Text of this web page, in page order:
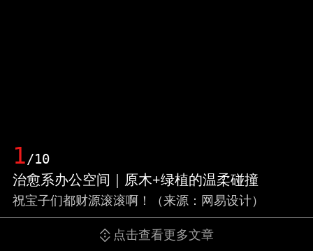
1/10
治愈系办公空间｜原木+绿植的温柔碰撞
祝宝子们都财源滚滚啊！（来源：网易设计）
点击查看更多文章